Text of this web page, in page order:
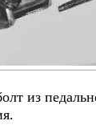
из